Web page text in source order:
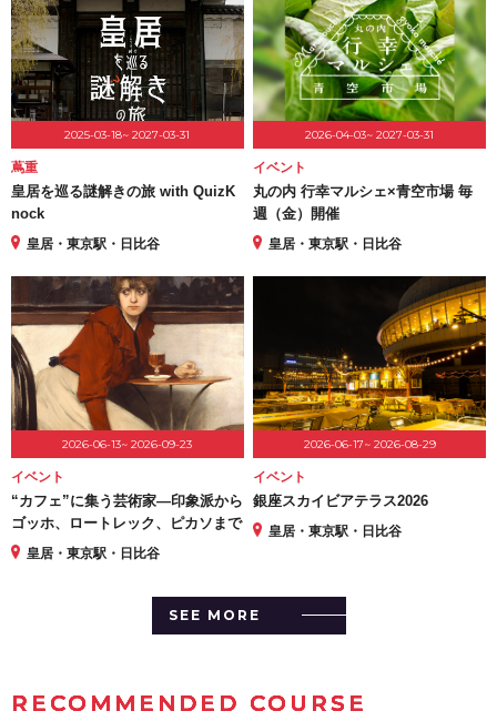
2025-03-18~ 2027-03-31
蔦重
皇居を巡る謎解きの旅 with QuizK
nock
皇居・東京駅・日比谷
2026-04-03~ 2027-03-31
イベント
丸の内 行幸マルシェ×青空市場 毎
週（金）開催
皇居・東京駅・日比谷
2026-06-13~ 2026-09-23
イベント
“カフェ”に集う芸術家―印象派から
ゴッホ、ロートレック、ピカソまで
皇居・東京駅・日比谷
2026-06-17~ 2026-08-29
イベント
銀座スカイビアテラス2026
皇居・東京駅・日比谷
SEE MORE
RECOMMENDED COURSE